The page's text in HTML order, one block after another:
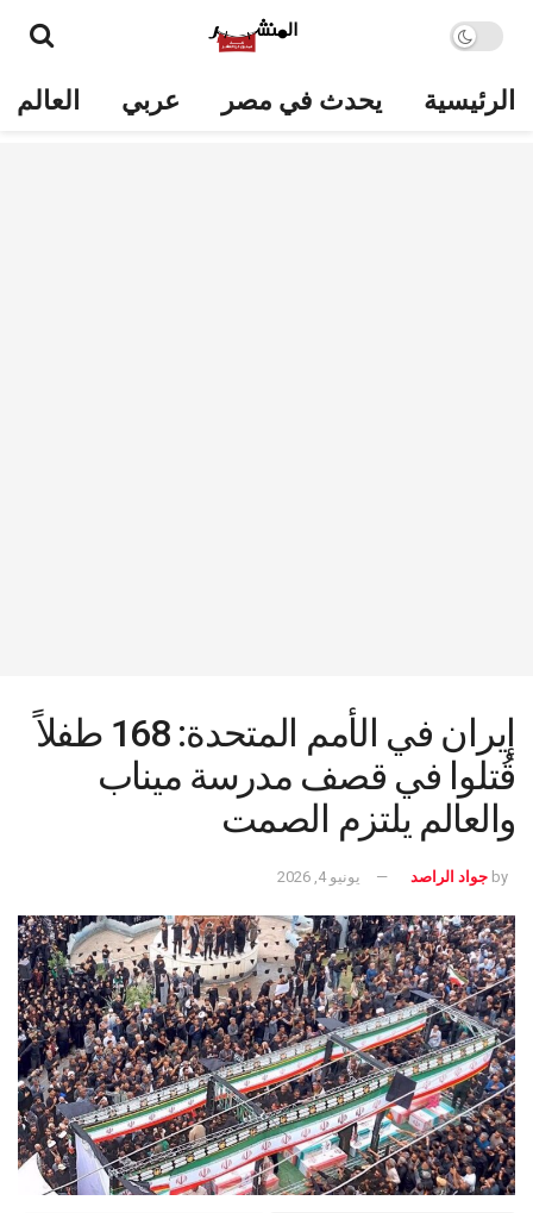
الرئيسية يحدث في مصر عربي العالم
إيران في الأمم المتحدة: 168 طفلاً
قُتلوا في قصف مدرسة ميناب
والعالم يلتزم الصمت
by جواد الراصد يونيو 4, 2026